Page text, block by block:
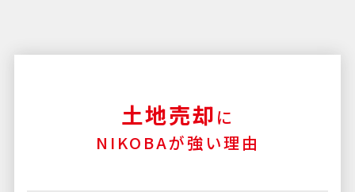
土地売却 に
NIKOBAが強い理由